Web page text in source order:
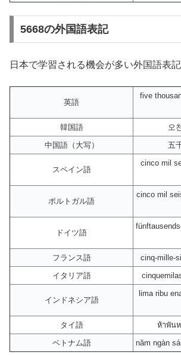
5668の外国語表記
日本で学習される機会が多い外国語表
英語
five
韓国語
오
中国語（大写）
五
スペイン語
cinco mil
ポルトガル語
cinco mil
ドイツ語
フランス語
cinq-mille-
イタリア語
インドネシア語
lima ribu
タイ語
ห้าพัน
ベトナム語
năm ngàn